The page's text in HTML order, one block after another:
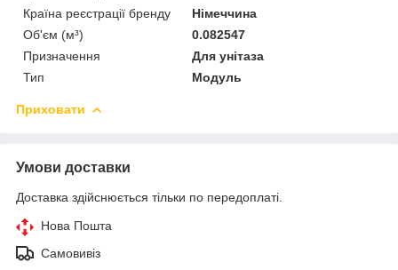
Країна реєстрації бренду
Німеччина
Об'єм (м³)
0.082547
Призначення
Для унітаза
Тип
Модуль
Приховати
Умови доставки
Доставка здійснюється тільки по передоплаті.
Нова Пошта
Самовивіз